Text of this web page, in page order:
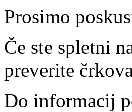
Prosimo
Če ste spletni
preverite
Do informacij